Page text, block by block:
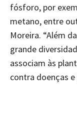
fósforo, por
metano, entre
Moreira. “Além
grande
associam às
contra doenças e